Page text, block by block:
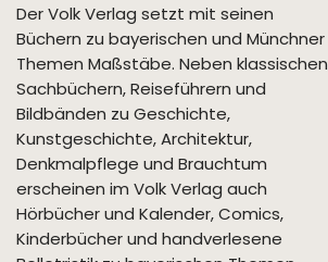
Der Volk Verlag setzt mit seinen
Büchern zu bayerischen und Münchner
Themen Maßstäbe. Neben klassischen
Sachbüchern, Reiseführern und
Bildbänden zu Geschichte,
Kunstgeschichte, Architektur,
Denkmalpflege und Brauchtum
erscheinen im Volk Verlag auch
Hörbücher und Kalender, Comics,
Kinderbücher und handverlesene